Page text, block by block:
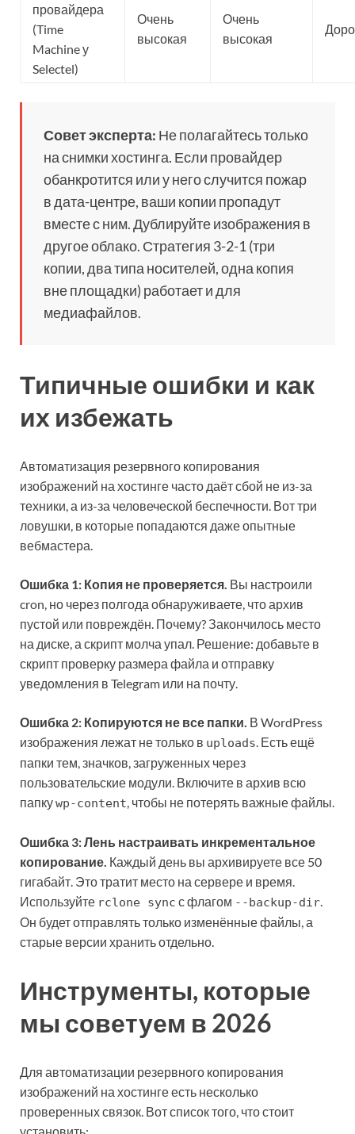
провайдера
(Time
Machine у
Selectel)
Очень
высокая
Очень
высокая
Совет эксперта: Не полагайтесь только
на снимки хостинга. Если провайдер
обанкротится или у него случится пожар
в дата-центре, ваши копии пропадут
вместе с ним. Дублируйте изображения в
другое облако. Стратегия 3-2-1 (три
копии, два типа носителей, одна копия
вне площадки) работает и для
медиафайлов.
Типичные ошибки и как
их избежать
Автоматизация резервного копирования
изображений на хостинге часто даёт сбой не из-за
техники, а из-за человеческой беспечности. Вот три
ловушки, в которые попадаются даже опытные
вебмастера.
Ошибка 1: Копия не проверяется. Вы настроили
cron, но через полгода обнаруживаете, что архив
пустой или повреждён. Почему? Закончилось место
на диске, а скрипт молча упал. Решение: добавьте в
скрипт проверку размера файла и отправку
уведомления в Telegram или на почту.
Ошибка 2: Копируются не все папки. В WordPress
изображения лежат не только в uploads . Есть ещё
папки тем, значков, загруженных через
пользовательские модули. Включите в архив всю
папкуwp-content , чтобы не потерять важные файлы.
Ошибка 3: Лень настраивать инкрементальное
копирование. Каждый день вы архивируете все 50
гигабайт. Это тратит место на сервере и время.
Используйте rclone sync с флагом --backup-dir
Он будет отправлять только изменённые файлы, а
старые версии хранить отдельно.
Инструменты, которые
мы советуем в 2026
Для автоматизации резервного копирования
изображений на хостинге есть несколько
проверенных связок. Вот список того, что стоит